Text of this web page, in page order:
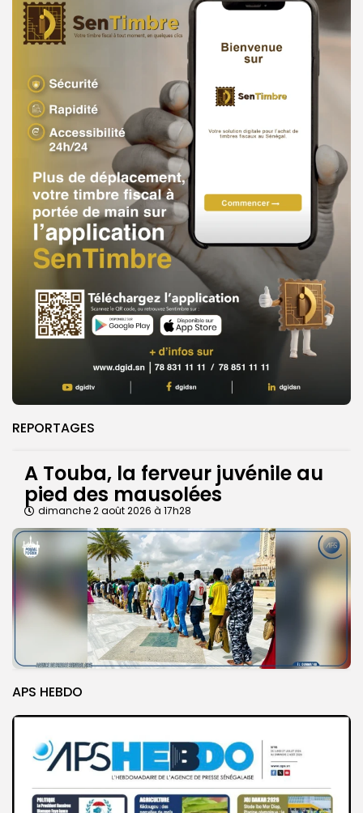
REPORTAGES
A Touba, la ferveur juvénile au
pied des mausolées
dimanche 2 août 2026 à 17h28
APS HEBDO